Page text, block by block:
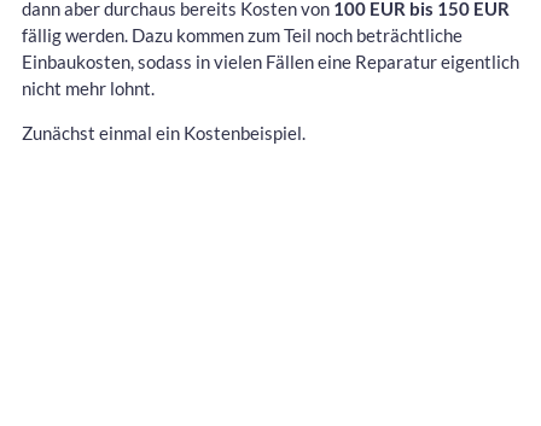
dann aber durchaus bereits Kosten von 100 EUR bis 150 EUR
fällig werden. Dazu kommen zum Teil noch beträchtliche
Einbaukosten, sodass in vielen Fällen eine Reparatur eigentlich
nicht mehr lohnt.
Zunächst einmal ein Kostenbeispiel.